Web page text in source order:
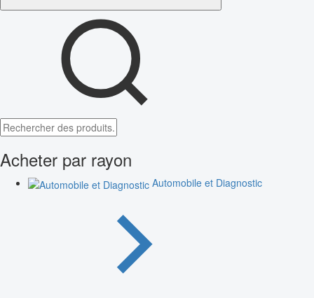
Acheter par rayon
Automobile et Diagnostic